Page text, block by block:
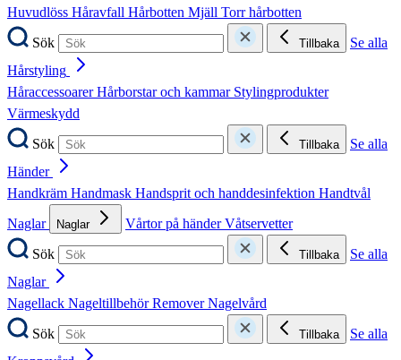
Huvudlöss Håravfall Hårbotten Mjäll Torr hårbotten
Sök
Tillbaka
Se alla
Hårstyling
HåraccessoarerHårborstar och kammar Stylingprodukter
Värmeskydd
Sök
Tillbaka
Se alla
Händer
Handkräm Handmask Handsprit och handdesinfektion Handtvål
Naglar
Naglar Vårtor på händerVåtservetter
Sök
Tillbaka
Se alla
Naglar
Nagellack NageltillbehörRemoverNagelvård
Sök
Tillbaka
Se alla